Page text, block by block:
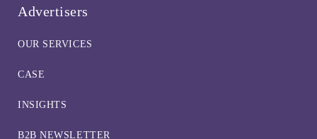
Advertisers
OUR SERVICES
CASE
INSIGHTS
B2B NEWSLETTER